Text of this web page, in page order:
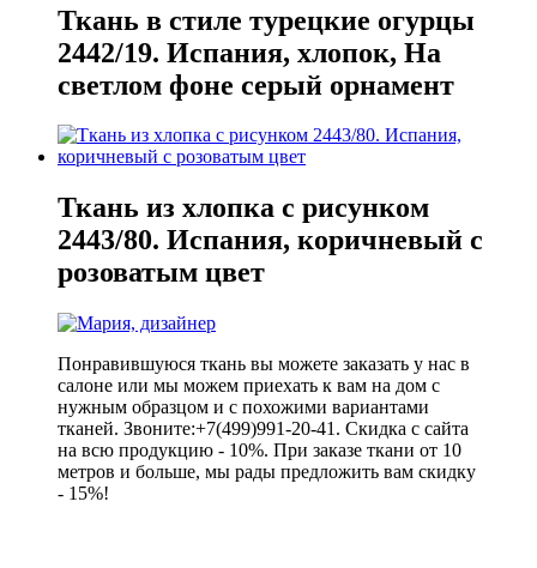
Ткань в стиле турецкие огурцы
2442/19. Испания, хлопок, На
светлом фоне серый орнамент
Ткань из хлопка с рисунком
2443/80. Испания, коричневый с
розоватым цвет
Понравившуюся ткань вы можете заказать у нас в
салоне или мы можем приехать к вам на дом с
нужным образцом и с похожими вариантами
тканей. Звоните:+7(499)991-20-41. Скидка с сайта
на всю продукцию - 10%. При заказе ткани от 10
метров и больше, мы рады предложить вам скидку
- 15%!